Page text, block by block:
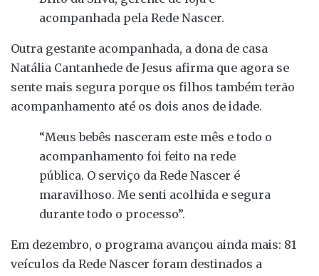
acompanhada pela Rede Nascer.
Outra gestante acompanhada, a dona de casa
Natália Cantanhede de Jesus afirma que agora se
sente mais segura porque os filhos também terão
acompanhamento até os dois anos de idade.
“Meus bebês nasceram este mês e todo o
acompanhamento foi feito na rede
pública. O serviço da Rede Nascer é
maravilhoso. Me senti acolhida e segura
durante todo o processo”.
Em dezembro, o programa avançou ainda mais: 81
veículos da Rede Nascer foram destinados a